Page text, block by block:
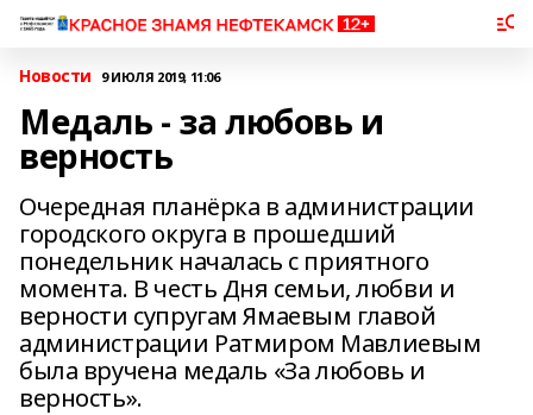
Новости 9 ИЮЛЯ 2019, 11:06
Медаль - за любовь и
верность
Очередная планёрка в администрации
городского округа в прошедший
понедельник началась с приятного
момента. В честь Дня семьи, любви и
верности супругам Ямаевым главой
администрации Ратмиром Мавлиевым
была вручена медаль «За любовь и
верность».